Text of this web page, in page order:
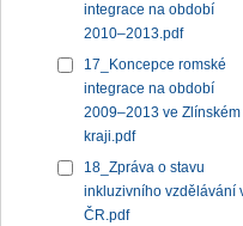
integrace na období
2010–2013.pdf
17_Koncepce romské
integrace na období
2009–2013 ve Zlínském
kraji.pdf
18_Zpráva o stavu
inkluzivního vzdělávání
ČR.pdf